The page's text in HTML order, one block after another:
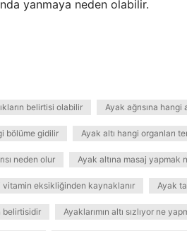
yanmaya neden olabilir.
belirtisi olabilir Ayak ağrısına
bölüme gidilir Ayak altı hangi organları
neden olur Ayak altına masaj yapmak
vitamin eksikliğinden kaynaklanır Ayak
belirtisidir Ayaklarımın altı sızlıyor ne